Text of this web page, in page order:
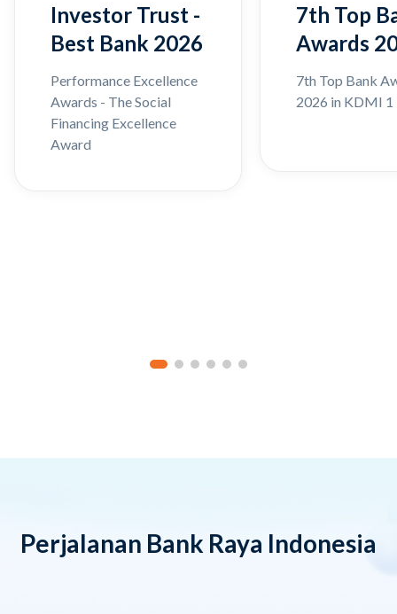
Investor Trust -
Best Bank 2026
Performance Excellence
Awards - The Social
Financing Excellence
Award
7th Top
Awards
7th Top Bank
2026 in KDMI 1
Perjalanan Bank Raya Indonesia